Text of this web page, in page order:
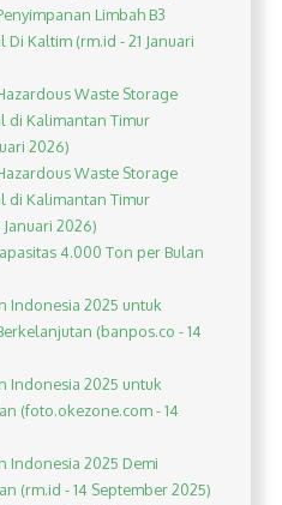
Limbah B3
Kaltim (rm.id - 21 Januari
Waste Storage
di Kalimantan Timur
2026)
Waste Storage
di Kalimantan Timur
2026)
4.000 Ton per Bulan
Indonesia 2025 untuk
(banpos.co - 14
Indonesia 2025 untuk
(foto.okezone.com - 14
Indonesia 2025 Demi
(rm.id - 14 September 2025)